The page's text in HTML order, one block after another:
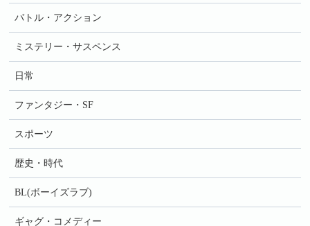
バトル・アクション
ミステリー・サスペンス
日常
ファンタジー・SF
スポーツ
歴史・時代
BL(ボーイズラブ)
ギャグ・コメディー